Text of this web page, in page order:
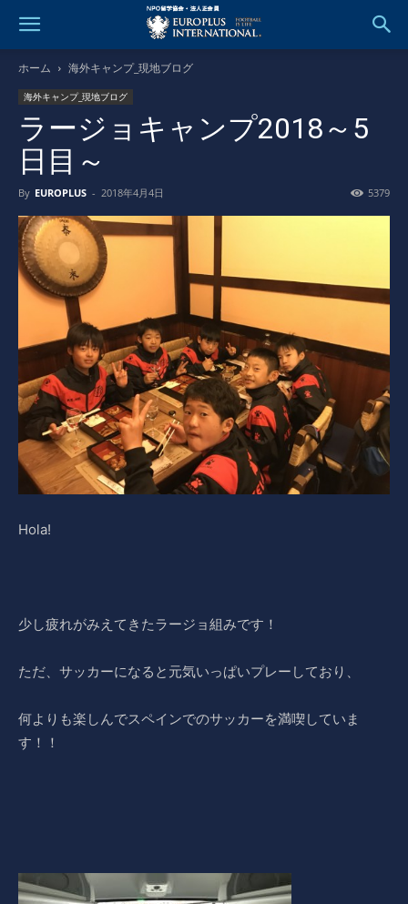
ホーム 海外キャンプ_現地ブログ
海外キャンプ_現地ブログ
ラージョキャンプ2018～5
日目～
By EUROPLUS - 2018年4月4日 5379
Hola!
少し疲れがみえてきたラージョ組みです！
ただ、サッカーになると元気いっぱいプレーしており、
何よりも楽しんでスペインでのサッカーを満喫していま
す！！